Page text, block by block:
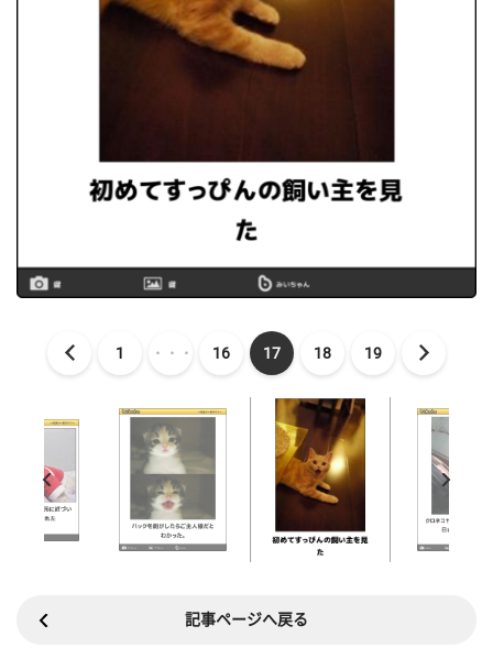
1 ・・・ 16 17 18 19
記事ページへ戻る